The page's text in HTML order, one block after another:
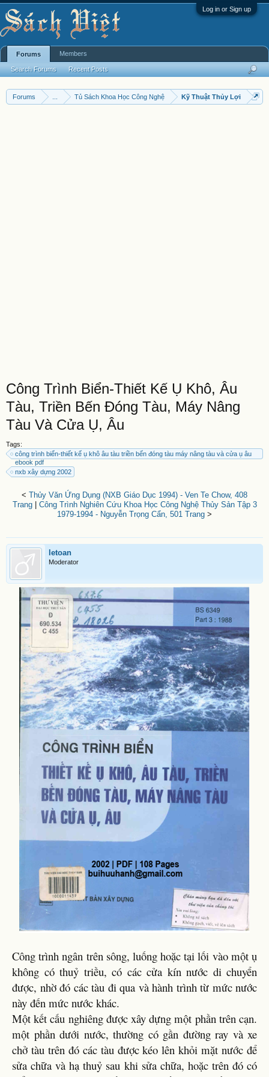
Log in or Sign up
Forums Tủ Sách Khoa Học Công Nghệ Kỹ Thuật Thủy Lợi
Công Trình Biển-Thiết Kế Ụ Khô, Âu
Tàu, Triền Bến Đóng Tàu, Máy Nâng
Tàu Và Cửa Ụ, Âu
Tags:
công trình biển-thiết kế ụ khô âu tàu triền bến đóng tàu máy nâng tàu và cửa ụ âu
ebook pdf
nxb xây dựng 2002
< Thủy Văn Ứng Dụng (NXB Giáo Dục 1994) - Ven Te Chow, 408
Trang| Công Trình Nghiên Cứu Khoa Học Công Nghệ Thủy Sản Tập 3
1979-1994 - Nguyễn Trọng Cẩn, 501 Trang >
letoan
Moderator
Công trình ngân trên sông, luống hoặc tại lối vào một ụ
không có thuỷ triều, có các cửa kín nước di chuyển
được, nhờ đó các tàu đi qua và hành trình từ mức nước
này đến mức nước khác.
Một kết cấu nghiêng được xây dựng một phần trên cạn.
một phần dưới nước, thường có gần đường ray và xe
chở tàu trên đó các tàu được kéo lên khỏi mặt nước để
sửa chữa và hạ thuỷ sau khi sửa chữa, hoặc trên đó có
Forums
Search Forums Recent Posts
Members